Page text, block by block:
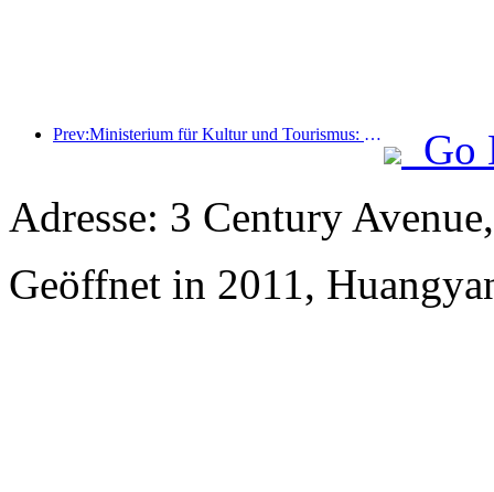
Prev:Ministerium für Kultur und Tourismus: Start von 22 thematischen Aktivitäten in 7 großen Bereichen
Go
Adresse: 3 Century
Geöffnet in 2011,